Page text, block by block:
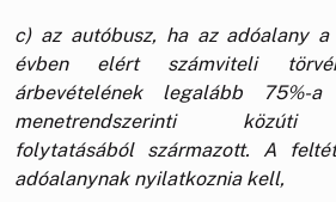
c) az autóbusz, ha az adóalany
évben elért számviteli
árbevételének legalább 75%-
menetrendszerinti közúti
folytatásából származott. A
adóalanynak nyilatkoznia kell,